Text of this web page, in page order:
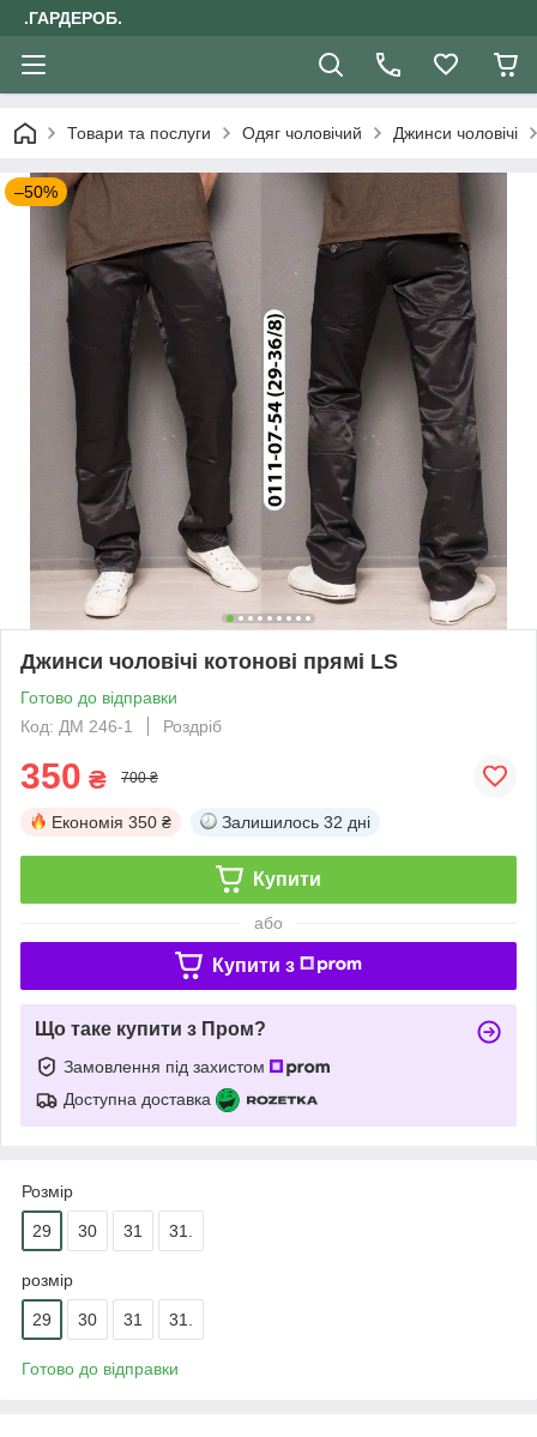
.ГАРДЕРОБ.
Товари та послуги Одяг чоловічий Джинси чоловічі
–50%
Джинси чоловічі котонові прямі LS
Готово до відправки
Код: ДМ 246-1
Роздріб
350 ₴ 700 ₴
Економія 350 ₴ Залишилось 32 дні
Купити
або
Купити з
Що таке купити з Пром?
Замовлення під захистом
Доступна доставка
Розмір
29 30 31 31.
розмір
29 30 31 31.
Готово до відправки